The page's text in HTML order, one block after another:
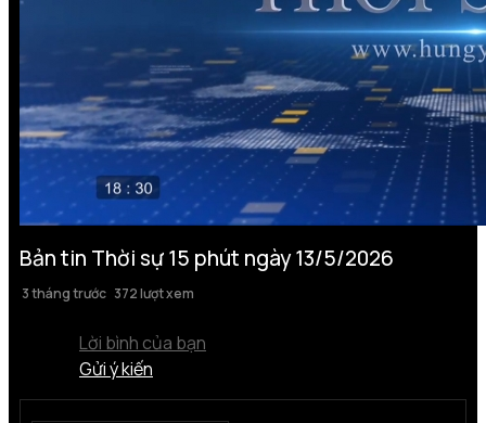
Bản tin Thời sự 15 phút ngày 13/5/2026
3 tháng trước 372 lượt xem
Lời bình của bạn
Gửi ý kiến